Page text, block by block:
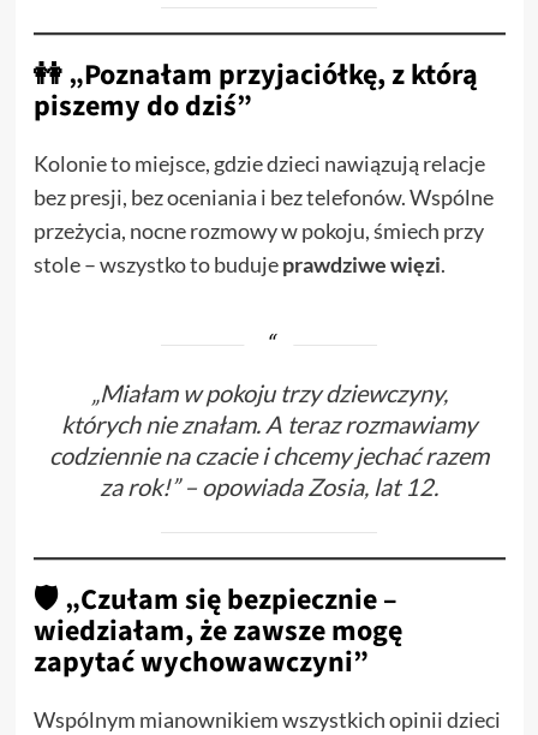
👭 „Poznałam przyjaciółkę, z którą
piszemy do dziś”
Kolonie to miejsce, gdzie dzieci nawiązują relacje
bez presji, bez oceniania i bez telefonów. Wspólne
przeżycia, nocne rozmowy w pokoju, śmiech przy
stole – wszystko to budujeprawdziwe więzi.
„Miałam w pokoju trzy dziewczyny,
których nie znałam. A teraz rozmawiamy
codziennie na czacie i chcemy jechać razem
za rok!” – opowiada Zosia, lat 12.
🛡 „Czułam się bezpiecznie –
wiedziałam, że zawsze mogę
zapytać wychowawczyni”
Wspólnym mianownikiem wszystkich opinii dzieci